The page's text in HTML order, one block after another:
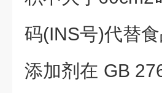
码(INS号)代替
添加剂在 GB